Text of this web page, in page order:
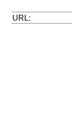
URL: